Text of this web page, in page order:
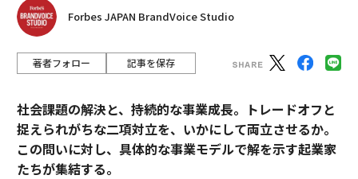
Forbes JAPAN BrandVoice Studio
著者フォロー 記事を保存
社会課題の解決と、持続的な事業成長。トレードオフと
捉えられがちな二項対立を、いかにして両立させるか。
この問いに対し、具体的な事業モデルで解を示す起業家
たちが集結する。